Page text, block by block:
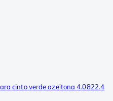
cinto verde azeitona 4.0822.4